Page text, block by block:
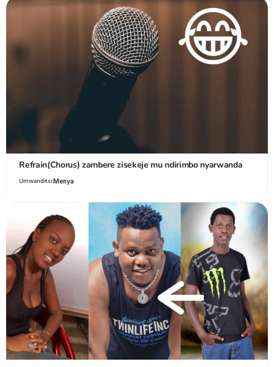
Refrain(Chorus) zambere zisekeje mu ndirimbo nyarwanda
Umwanditsi:Menya